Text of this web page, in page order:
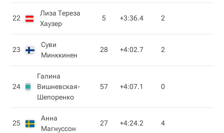
22
Лиза Тереза
Хаузер
5 +3:36.4 2
23
Суви
Минккинен
28 +4:02.7 2
24
Галина
Вишневская-
Шепоренко
57 +4:07.1 0
25
Анна
Магнуссон
27 +4:24.2 4